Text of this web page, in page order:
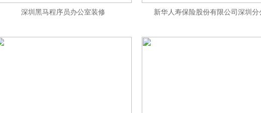
深圳黑马程序员办公室装修 新华人寿保险股份有限公司深圳分